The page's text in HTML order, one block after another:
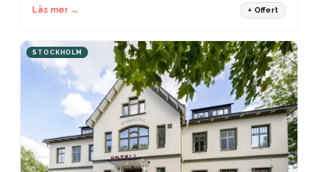
Läs mer → + Offert
STOCKHOLM